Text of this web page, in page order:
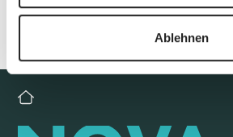
Ablehnen